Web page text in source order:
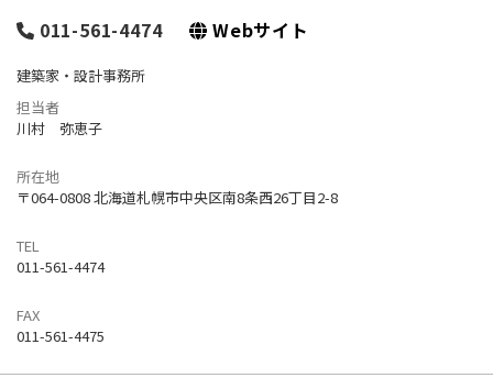
011-561-4474 Webサイト
建築家・設計事務所
担当者
川村 弥恵子
所在地
〒064-0808 北海道札幌市中央区南8条西26丁目2-8
TEL
011-561-4474
FAX
011-561-4475